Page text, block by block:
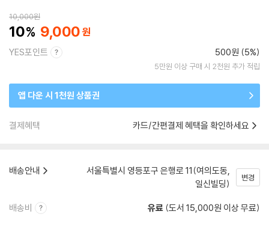
10,000원
10 9,000
YES포인트 500원 (5%)
5만원 이상 구매 시 2천원 추가 적립
앱 다운 시 1천원 상품권
결제혜택 카드/간편결제 혜택을 확인하세요
배송안내
서울특별시 영등포구 은행로 11(여의도동,
일신빌딩)
변경
배송비 유료 (도서 15,000원 이상 무료)